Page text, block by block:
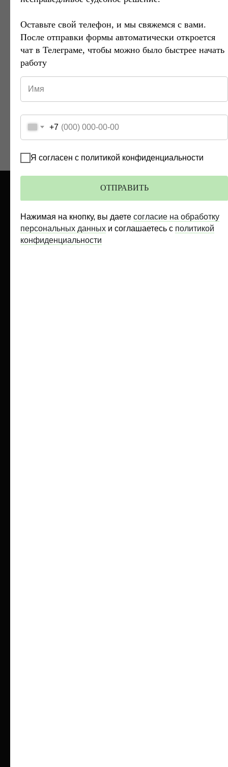
Оставьте свой телефон, и мы свяжемся с вами.
После отправки формы автоматически откроется
чат в Телеграме, чтобы можно было быстрее начать
работу
+7
Я согласен с политикой конфиденциальности
ОТПРАВИТЬ
Нажимая на кнопку, вы даете согласие на обработку
персональных данных и соглашаетесь c политикой
конфиденциальности
Либо задайте нам вопросы
в мессенджер или
на электронную почту:
управляющий партнер
Специализируемся на обжаловании
решений по всей России